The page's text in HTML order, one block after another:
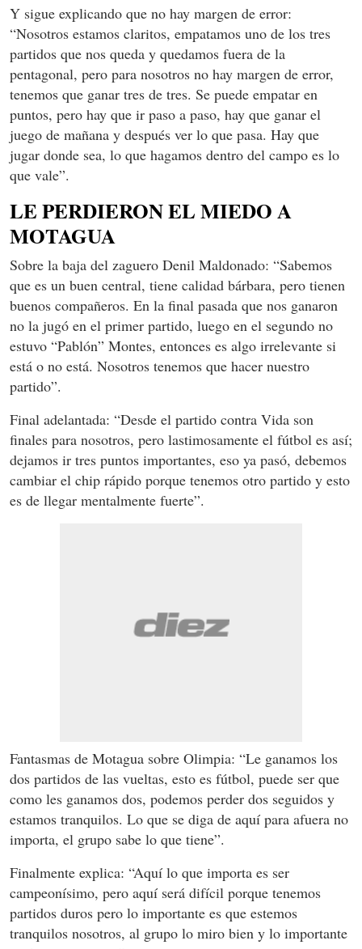
Y sigue explicando que no hay margen de error:
“Nosotros estamos claritos, empatamos uno de los tres
partidos que nos queda y quedamos fuera de la
pentagonal, pero para nosotros no hay margen de error,
tenemos que ganar tres de tres. Se puede empatar en
puntos, pero hay que ir paso a paso, hay que ganar el
juego de mañana y después ver lo que pasa. Hay que
jugar donde sea, lo que hagamos dentro del campo es lo
que vale”.
LE PERDIERON EL MIEDO A
MOTAGUA
Sobre la baja del zaguero Denil Maldonado: “Sabemos
que es un buen central, tiene calidad bárbara, pero tienen
buenos compañeros. En la final pasada que nos ganaron
no la jugó en el primer partido, luego en el segundo no
estuvo “Pablón” Montes, entonces es algo irrelevante si
está o no está. Nosotros tenemos que hacer nuestro
partido”.
Final adelantada: “Desde el partido contra Vida son
finales para nosotros, pero lastimosamente el fútbol es así;
dejamos ir tres puntos importantes, eso ya pasó, debemos
cambiar el chip rápido porque tenemos otro partido y esto
es de llegar mentalmente fuerte”.
Fantasmas de Motagua sobre Olimpia: “Le ganamos los
dos partidos de las vueltas, esto es fútbol, puede ser que
como les ganamos dos, podemos perder dos seguidos y
estamos tranquilos. Lo que se diga de aquí para afuera no
importa, el grupo sabe lo que tiene”.
Finalmente explica: “Aquí lo que importa es ser
campeonísimo, pero aquí será difícil porque tenemos
partidos duros pero lo importante es que estemos
tranquilos nosotros, al grupo lo miro bien y lo importante